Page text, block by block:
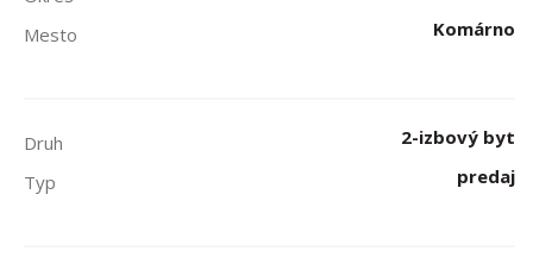
Mesto
Komárno
Druh
2-izbový byt
Typ
predaj